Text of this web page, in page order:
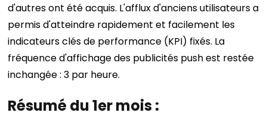
d'autres ont été acquis. L'afflux d'anciens utilisateurs a
permis d'atteindre rapidement et facilement les
indicateurs clés de performance (KPI) fixés. La
fréquence d'affichage des publicités push est restée
inchangée : 3 par heure.
Résumé du 1er mois :